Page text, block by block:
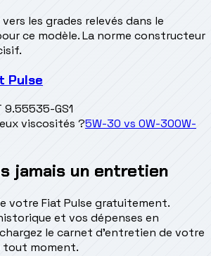
les grades relevés dans le
ce modèle. La norme constructeur
Pulse
9.55535-GS1
viscosités ?5W-30 vs 0W-300W-
jamais un entretien
votre Fiat Pulse gratuitement.
et vos dépenses en
le carnet d'entretien de votre
tout moment.